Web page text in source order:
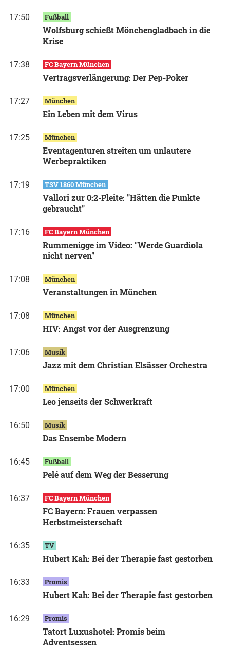
17:50 Fußball
Wolfsburg schießt Mönchengladbach in die
Krise
17:38 FC Bayern München
Vertragsverlängerung: Der Pep-Poker
17:27 München
Ein Leben mit dem Virus
17:25 München
Eventagenturen streiten um unlautere
Werbepraktiken
17:19 TSV 1860 München
Vallori zur 0:2-Pleite: "Hätten die Punkte
gebraucht"
17:16 FC Bayern München
Rummenigge im Video: "Werde Guardiola
nicht nerven"
17:08 München
Veranstaltungen in München
17:08 München
HIV: Angst vor der Ausgrenzung
17:06 Musik
Jazz mit dem Christian Elsässer Orchestra
17:00 München
Leo jenseits der Schwerkraft
16:50 Musik
Das Ensembe Modern
16:45 Fußball
Pelé auf dem Weg der Besserung
16:37 FC Bayern München
FC Bayern: Frauen verpassen
Herbstmeisterschaft
16:35 TV
Hubert Kah: Bei der Therapie fast gestorben
16:33 Promis
Hubert Kah: Bei der Therapie fast gestorben
16:29 Promis
Tatort Luxushotel: Promis beim
Adventsessen